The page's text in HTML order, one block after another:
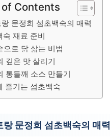
of Contents
문정희 섬초백숙의 매력
숙 재료 준비
으로 닭 삶는 비법
깊은 맛 살리기
통들깨 소스 만들기
즐기는 섬초백숙
랑 문정희 섬초백숙의 매력